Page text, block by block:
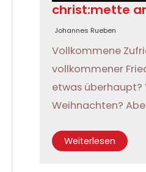
christ:mette
Johannes Rueben
Vollkommene
vollkommener
etwas überhaupt?
Weihnachten?
Weiterlesen